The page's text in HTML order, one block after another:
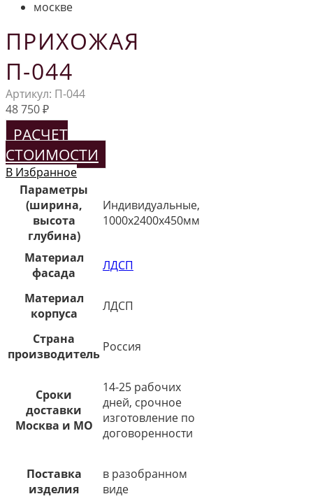
ПРИХОЖАЯ
П-044
Артикул: П-044
48 750₽
РАСЧЕТ
СТОИМОСТИ
В Избранное
Параметры
(ширина,
высота
глубина)
Индивидуальные,
1000х2400х450мм
Материал
фасада
ЛДСП
Материал
корпуса
ЛДСП
Страна
производитель Россия
Сроки
доставки
Москва и МО
14-25 рабочих
дней, срочное
изготовление по
договоренности
Поставка
изделия
в разобранном
виде